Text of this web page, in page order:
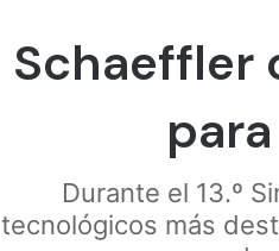
Schaeffler
Durante el 13.º
tecnológicos más